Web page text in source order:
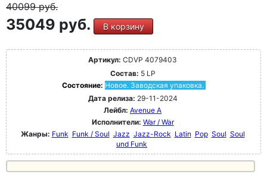
40099руб.
35049 руб. В корзину
Артикул: CDVP 4079403
Состав: 5 LP
Состояние: Новое. Заводская упаковка.
Дата релиза: 29-11-2024
Лейбл: Avenue A
Исполнители: War / War
Жанры: Funk Funk / Soul Jazz Jazz-Rock Latin Pop Soul Soul
und Funk